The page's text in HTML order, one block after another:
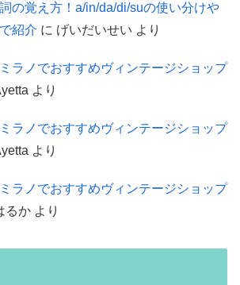
の覚え方！a/in/da/di/suの使い分けや
紹介 に げいだいせい より
ラノでおすすめヴィンテージショップ
より
ラノでおすすめヴィンテージショップ
より
ラノでおすすめヴィンテージショップ
るか より